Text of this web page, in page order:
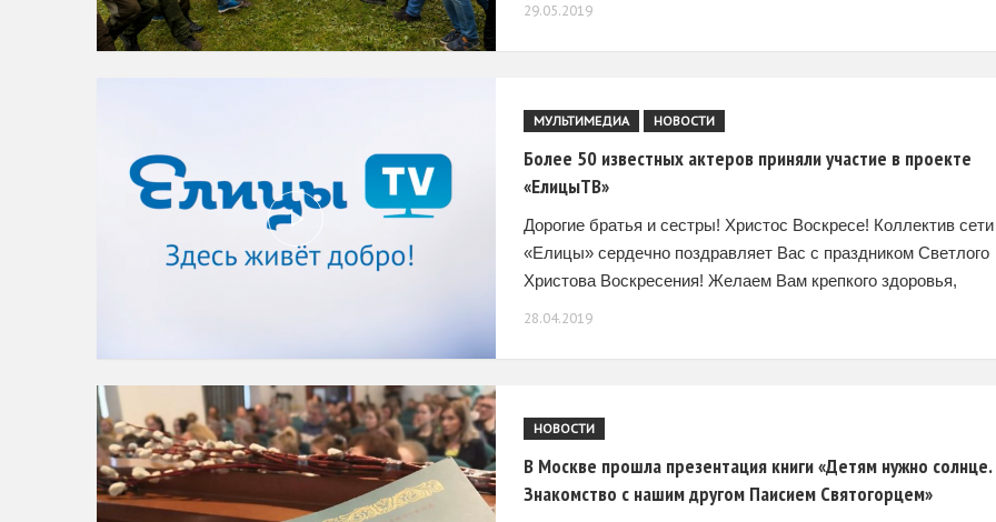
29.05.2019
МУЛЬТИМЕДИА НОВОСТИ
Более 50 известных актеров приняли участие в проекте
«ЕлицыТВ»
Дорогие братья и сестры! Христос Воскресе! Коллектив сети
«Елицы» сердечно поздравляет Вас с праздником Светлого
Христова Воскресения! Желаем Вам крепкого здоровья,
28.04.2019
НОВОСТИ
В Москве прошла презентация книги «Детям нужно солнце.
Знакомство с нашим другом Паисием Святогорцем»